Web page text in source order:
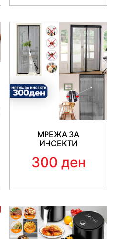
МРЕЖА ЗА
ИНСЕКТИ
300 ден